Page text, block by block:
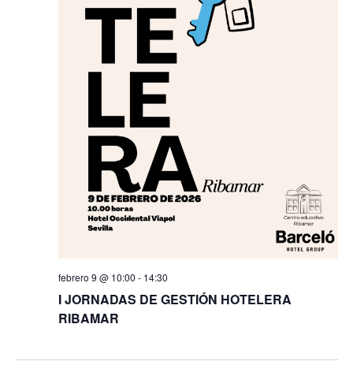
febrero 9 @ 10:00 - 14:30
I JORNADAS DE GESTIÓN HOTELERA
RIBAMAR